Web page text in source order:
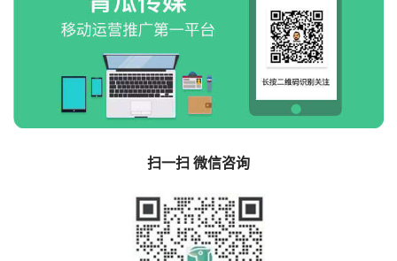
扫一扫 微信咨询